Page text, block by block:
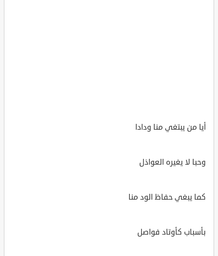
أيا من يبتغي منا ودادا
وحبا لا يغيره العواذل
كما يبغي حفاظ الود منا
بأسباب كأوتاد فواصل